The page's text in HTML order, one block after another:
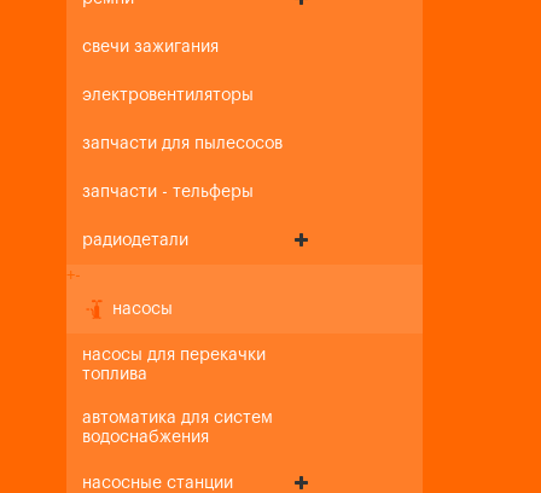
свечи зажигания
электровентиляторы
запчасти для пылесосов
запчасти - тельферы
радиодетали
+-
насосы
насосы для перекачки
топлива
автоматика для систем
водоснабжения
насосные станции